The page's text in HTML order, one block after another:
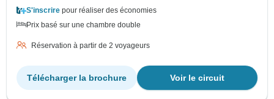
S'inscrire pour réaliser des économies
Prix basé sur une chambre double
Réservation à partir de 2 voyageurs
Voir le circuit
Télécharger la brochure